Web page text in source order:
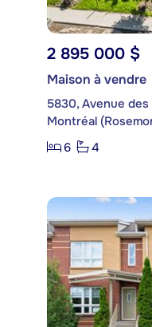
2 895 000 $
Maison à vendre
5830, Avenue
Montréal
6
4